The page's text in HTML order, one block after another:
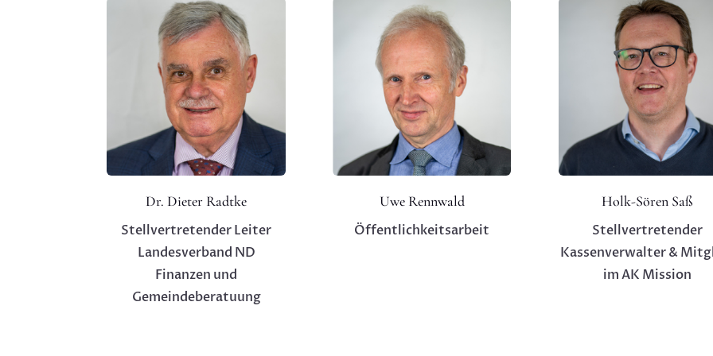
Dr. Dieter Radtke
Stellvertretender Leiter
Landesverband ND
Finanzen und
Gemeindeberatuung
Uwe Rennwald
Öffentlichkeitsarbeit
Holk-Sören Saß
Stellvertretender
Kassenverwalter &
im AK Mission